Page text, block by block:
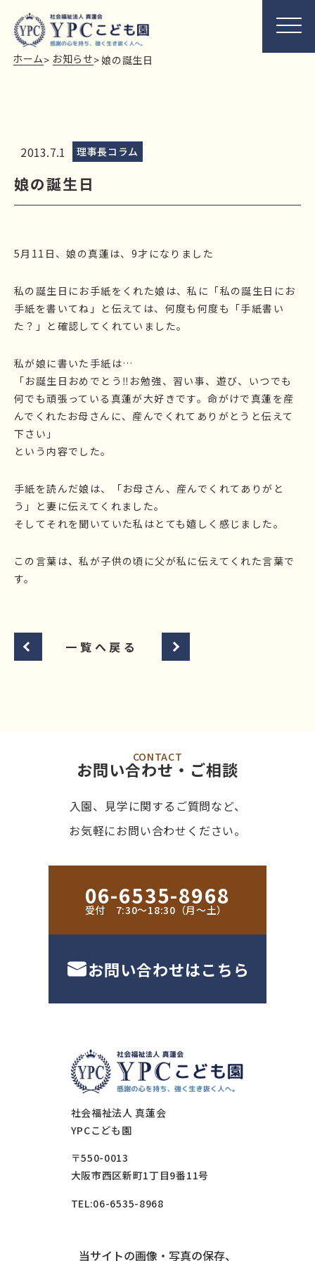
ホーム> お知らせ> 娘の誕生日
2013.7.1 理事長コラム
娘の誕生日
5月11日、娘の真蓮は、9才になりました
私の誕生日にお手紙をくれた娘は、私に「私の誕生日にお
手紙を書いてね」と伝えては、何度も何度も「手紙書い
た？」と確認してくれていました。
私が娘に書いた手紙は…
「お誕生日おめでとう‼お勉強、習い事、遊び、いつでも
何でも頑張っている真蓮が大好きです。命がけで真蓮を産
んでくれたお母さんに、産んでくれてありがとうと伝えて
下さい」
という内容でした。
手紙を読んだ娘は、「お母さん、産んでくれてありがと
う」と妻に伝えてくれました。
そしてそれを聞いていた私はとても嬉しく感じました。
この言葉は、私が子供の頃に父が私に伝えてくれた言葉で
す。
一覧へ戻る
CONTACT
お問い合わせ・ご相談
入園、見学に関するご質問など、
お気軽にお問い合わせください。
06-6535-8968
受付 7:30〜18:30（月〜土）
お問い合わせはこちら
社会福祉法人 真蓮会
YPCこども園
〒550-0013
大阪市西区新町1丁目9番11号
TEL:06-6535-8968
当サイトの画像・写真の保存、